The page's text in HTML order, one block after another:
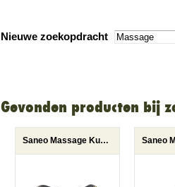
Nieuwe zoekopdracht
Gevonden producten bij
Saneo Massage Kussen Saneo